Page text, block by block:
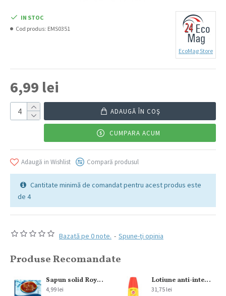
Bazată pe 0 note. - Spune-ţi opinia
6,99 lei
IN STOC
Cod produs: EMS0351
EcoMag Store
ADAUGĂ ÎN COŞ
CUMPARA ACUM
Adaugă in Wishlist Compară produsul
Cantitate minimă de comandat pentru acest produs este
de 4
Produse Recomandate
Sapun solid Royal Lather Aqua Blue 125g
4,99 lei
Lotiune anti-intepaturi insecte Autan cu pulverizator 100 ml
31,75 lei